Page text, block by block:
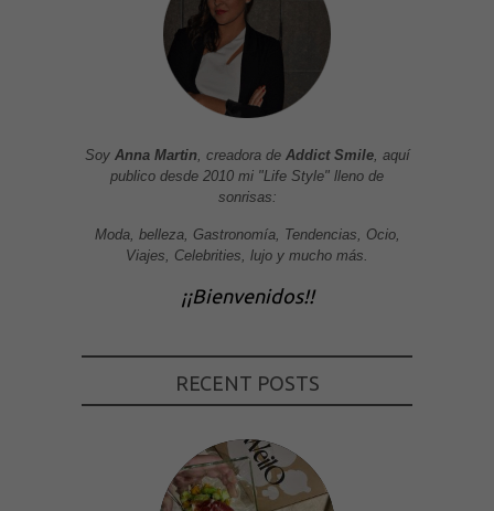
Soy Anna Martin , creadora de Addict Smile, aquí
publico desde 2010 mi "Life Style" lleno de
sonrisas:
Moda, belleza, Gastronomía, Tendencias, Ocio,
Viajes, Celebrities, lujo y mucho más.
¡¡Bienvenidos!!
RECENT POSTS